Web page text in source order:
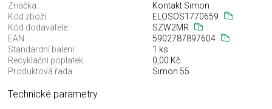
Značka:
Kontakt Simon
Kód zboží:
ELOSOS1770659
Kód dodavatele:
SZW2MR
EAN:
5902787897604
Standardní balení:
1 ks
Recyklační poplatek:
0,00 Kč
Produktová řada:
Simon 55
Technické parametry